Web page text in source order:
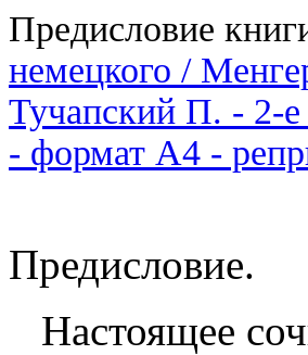
Предисловие
немецкого /
Тучапский П. - 2-
- формат А4 -
Предисловие.
Настоящее